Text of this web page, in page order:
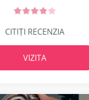
CITIȚI RECENZIA
VIZITA